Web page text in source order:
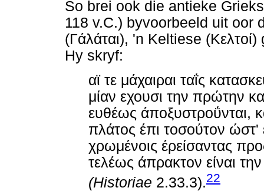
So brei ook die antieke
118 v.C.) byvoorbeeld uit oor
(Γάλάται), 'n Keltiese (Κελτοί)
Hy skryf:
αϊ τε μάχαιραι ταΐς
μίαν εχουσι την πρώτην
ευθέως άποξυστροΰνται,
πλάτος έπι τοσούτον ώστ'
χρωμένοις έρείσαντας
τελέως άπρακτον είναι την
(Historiae 2.33.3).22